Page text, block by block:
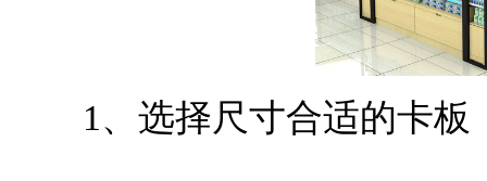
1、选择尺寸合适的卡板